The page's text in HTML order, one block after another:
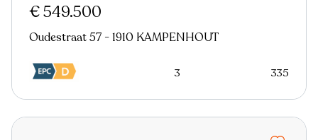
€ 549.500
Oudestraat 57 - 1910 KAMPENHOUT
3 335